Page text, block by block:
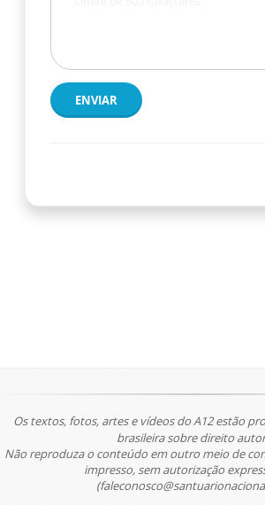
ENVIAR
Os textos, fotos, artes e vídeos do A12 estão
brasileira sobre direito
Não reproduza o conteúdo em outro meio de
impresso, sem autorização